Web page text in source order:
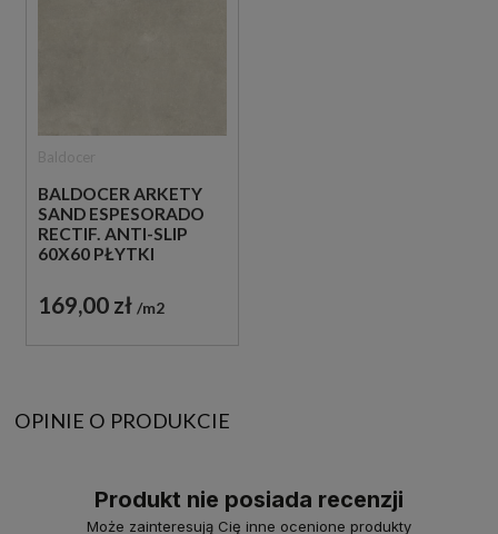
BALDOCER ARKETY
SAND ESPESORADO
RECTIF. ANTI-SLIP
60X60 PŁYTKI
GRESOWE
169,00 zł m2
OPINIE O PRODUKCIE
Produkt nie posiada recenzji
Może zainteresują Cię inne ocenione produkty